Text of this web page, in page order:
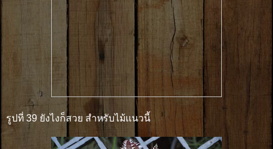
รูปที่ 39 ยังไงก็สวย สำหรับไม้เเนวนี้